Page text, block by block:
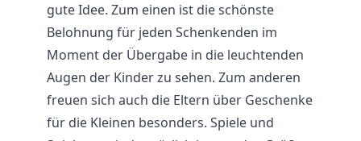
gute Idee. Zum einen ist die schönste
Belohnung für jeden Schenkenden im
Moment der Übergabe in die leuchtenden
Augen der Kinder zu sehen. Zum anderen
freuen sich auch die Eltern über Geschenke
für die Kleinen besonders. Spiele und